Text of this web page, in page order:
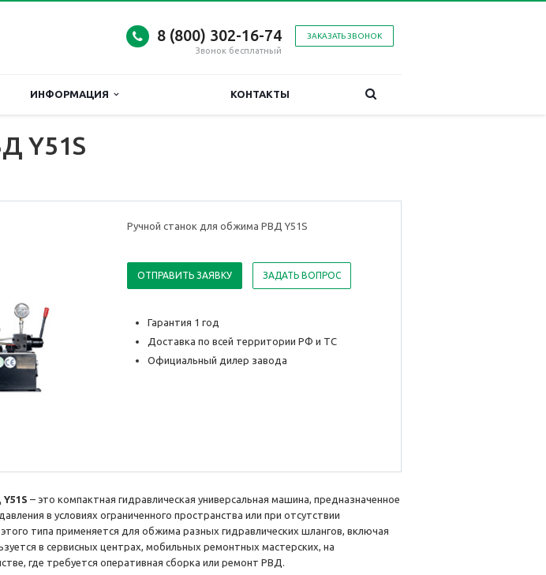
ЗАКАЗАТЬ ЗВОНОК
8 (800) 302-16-74
Звонок бесплатный
ИНФОРМАЦИЯ КОНТАКТЫ
Y51S
Ручной станок для обжима РВД Y51S
ОТПРАВИТЬ ЗАЯВКУ ЗАДАТЬ ВОПРОС
Гарантия 1 год
Доставка по всей территории РФ и ТС
Официальный дилер завода
– это компактная гидравлическая универсальная машина, предназначенное
в условиях ограниченного пространства или при отсутствии
типа применяется для обжима разных гидравлических шлангов, включая
в сервисных центрах, мобильных ремонтных мастерских, на
где требуется оперативная сборка или ремонт РВД.